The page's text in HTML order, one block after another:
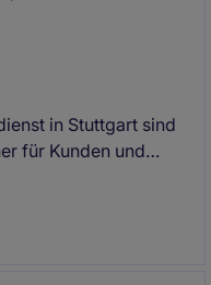
in Stuttgart sind
für Kunden und